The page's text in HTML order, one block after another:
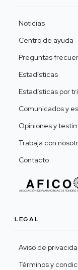
Noticias
Centro de ayuda
Preguntas
Estadísticas
Estadísticas por
Comunicados y
Opiniones y
Trabaja con
Contacto
LEGAL
Aviso de
Términos y